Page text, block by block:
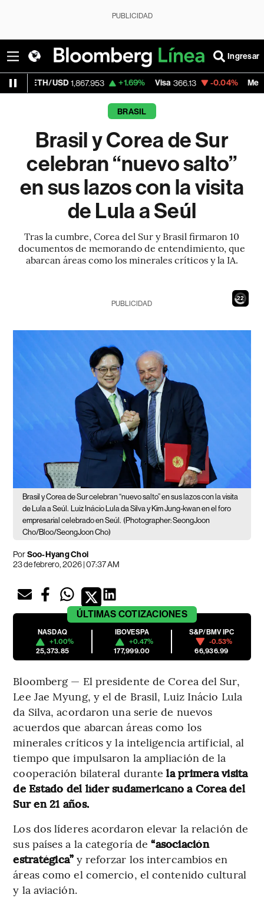
PUBLICIDAD
Ingresar
1,867.953 +1.69% Visa 366.13 -0.04% MercadoLibre
BRASIL
Brasil y Corea de Sur
celebran “nuevo salto”
en sus lazos con la visita
de Lula a Seúl
Tras la cumbre, Corea del Sur y Brasil firmaron 10
documentos de memorando de entendimiento, que
abarcan áreas como los minerales críticos y la IA.
20
PUBLICIDAD
Brasil y Corea de Sur celebran “nuevo salto” en sus lazos con la visita
de Lula a Seúl. Luiz Inácio Lula da Silva y Kim Jung-kwan en el foro
empresarial celebrado en Seúl. (Photographer: SeongJoon
Cho/Bloo/SeongJoon Cho)
PorSoo-Hyang Choi
23 de febrero, 2026 | 07:37 AM
ÚLTIMAS COTIZACIONES
NASDAQ
+1.00%
25,373.85
IBOVESPA
+0.47%
177,999.00
S&P/BMV IPC
-0.53%
66,936.99
Bloomberg — El presidente de Corea del Sur,
Lee Jae Myung, y el de Brasil, Luiz Inácio Lula
da Silva, acordaron una serie de nuevos
acuerdos que abarcan áreas como los
minerales críticos y la inteligencia artificial, al
tiempo que impulsaron la ampliación de la
cooperación bilateral durantela primera visita
de Estado del líder sudamericano a Corea del
Sur en 21 años.
Los dos líderes acordaron elevar la relación de
sus países a la categoría de“asociación
estratégica” y reforzar los intercambios en
áreas como el comercio, el contenido cultural
y la aviación.